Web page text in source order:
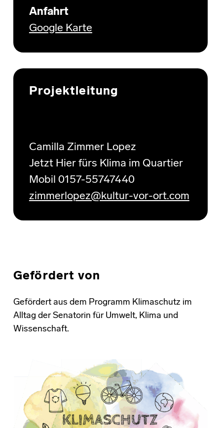
Anfahrt
Google Karte
Projektleitung
Camilla Zimmer Lopez
Jetzt Hier fürs Klima im Quartier
Mobil 0157-55747440
zimmerlopez@kultur-vor-ort.com
Gefördert von
Gefördert aus dem Programm Klimaschutz im
Alltag der Senatorin für Umwelt, Klima und
Wissenschaft.